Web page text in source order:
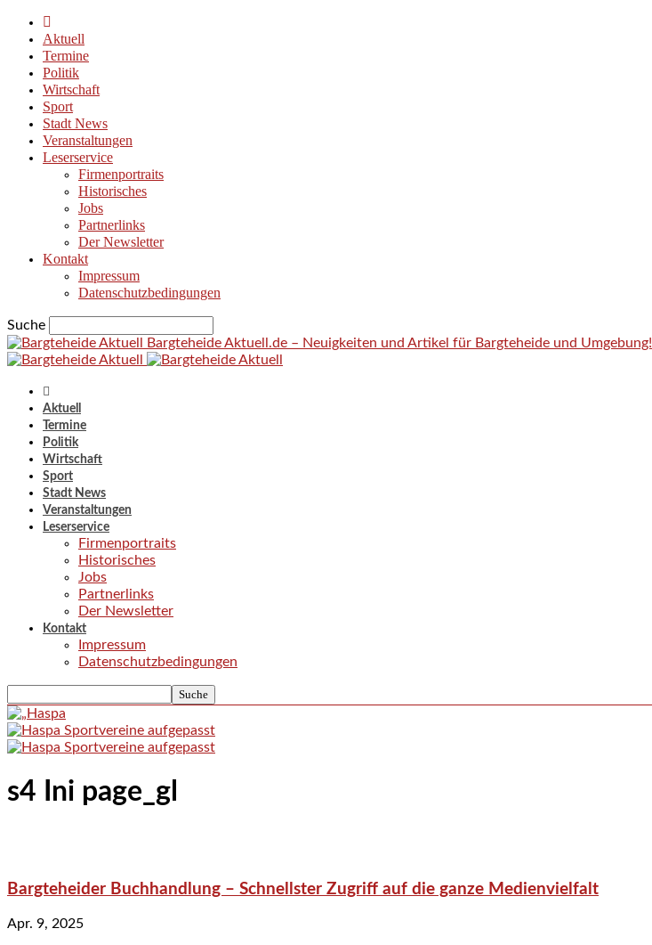
Aktuell
Termine
Politik
Wirtschaft
Sport
Stadt News
Veranstaltungen
Leserservice
Firmenportraits
Historisches
Jobs
Partnerlinks
Der Newsletter
Kontakt
Impressum
Datenschutzbedingungen
Suche
Bargteheide Aktuell.de – Neuigkeiten und Artikel für Bargteheide und Umgebung!
Aktuell
Termine
Politik
Wirtschaft
Sport
Stadt News
Veranstaltungen
Leserservice
Firmenportraits
Historisches
Jobs
Partnerlinks
Der Newsletter
Kontakt
Impressum
Datenschutzbedingungen
s4 Ini page_gl
Bargteheider Buchhandlung – Schnellster Zugriff auf die ganze Medienvielfalt
Apr. 9, 2025